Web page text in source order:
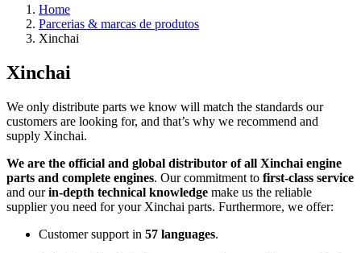
Home
Parcerias & marcas de produtos
Xinchai
Xinchai
We only distribute parts we know will match the standards our
customers are looking for, and that’s why we recommend and
supply Xinchai.
We are the official and global distributor of all Xinchai engine
parts and complete engines. Our commitment to first-class service
and ourin-depth technical knowledge make us the reliable
supplier you need for your Xinchai parts. Furthermore, we offer:
Customer support in 57 languages.